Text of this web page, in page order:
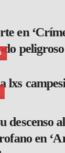
en
lxs
descenso
en